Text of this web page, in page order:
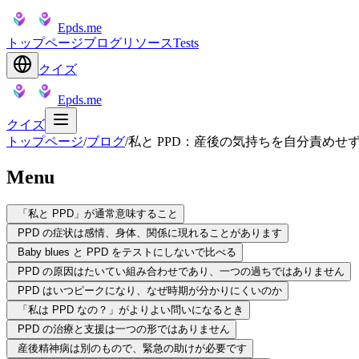
Epds.me
トップページブログリソースTests
クイズ
Epds.me
クイズ
トップページ/ブログ/私と PPD：産後の気持ちを自分責めせ
Menu
「私と PPD」が通常意味すること
PPD の症状は感情、身体、関係に現れることがあります
Baby blues と PPD をテストにしないで比べる
PPD の原因はたいてい組み合わせであり、一つの過ちではありません
PPD はいつピークになり、なぜ時期が分かりにくいのか
「私は PPD なの？」がよりよい問いになるとき
PPD の治療と支援は一つの形ではありません
産後精神病は別のもので、緊急の助けが必要です